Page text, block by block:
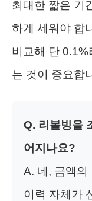
최대한 짧은 기
하게 세워야 합
비교해 단
는 것이 중요합
Q. 리볼빙을
어지나요?
A. 네, 금액의
이력 자체가